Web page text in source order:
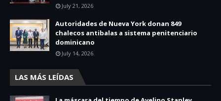
July 21, 2026
Autoridades de Nueva York donan 849
chalecos antibalas a sistema penitenciario
dominicano
July 14, 2026
LAS MÁS LEÍDAS